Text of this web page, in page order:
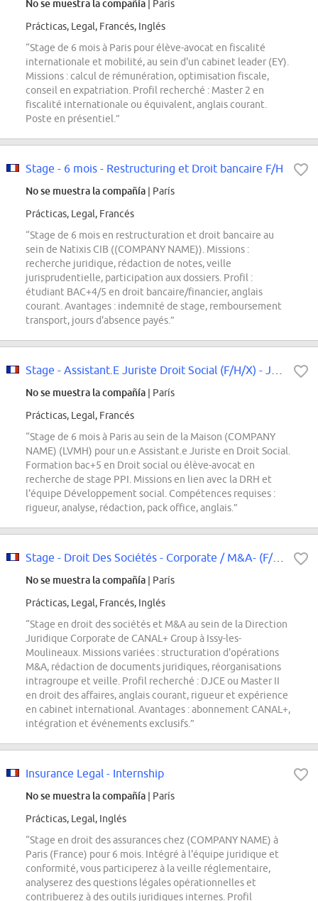
No se muestra la compañía | París
Prácticas, Legal, Francés, Inglés
“Stage de 6 mois à Paris pour élève-avocat en fiscalité
internationale et mobilité, au sein d'un cabinet leader (EY).
Missions : calcul de rémunération, optimisation fiscale,
conseil en expatriation. Profil recherché : Master 2 en
fiscalité internationale ou équivalent, anglais courant.
Poste en présentiel.”
Stage - 6 mois - Restructuring et Droit bancaire F/H
No se muestra la compañía | París
Prácticas, Legal, Francés
“Stage de 6 mois en restructuration et droit bancaire au
sein de Natixis CIB ((COMPANY NAME)). Missions :
recherche juridique, rédaction de notes, veille
jurisprudentielle, participation aux dossiers. Profil :
étudiant BAC+4/5 en droit bancaire/financier, anglais
courant. Avantages : indemnité de stage, remboursement
transport, jours d'absence payés.”
No se muestra la compañía | París
Prácticas, Legal, Francés
“Stage de 6 mois à Paris au sein de la Maison (COMPANY
NAME) (LVMH) pour un.e Assistant.e Juriste en Droit Social.
Formation bac+5 en Droit social ou élève-avocat en
recherche de stage PPI. Missions en lien avec la DRH et
l'équipe Développement social. Compétences requises :
rigueur, analyse, rédaction, pack office, anglais.”
Stage - Droit Des Sociétés - Corporate / M&A- (F/H/X)
No se muestra la compañía | París
Prácticas, Legal, Francés, Inglés
“Stage en droit des sociétés et M&A au sein de la Direction
Juridique Corporate de CANAL+ Group à Issy-les-
Moulineaux. Missions variées : structuration d'opérations
M&A, rédaction de documents juridiques, réorganisations
intragroupe et veille. Profil recherché : DJCE ou Master II
en droit des affaires, anglais courant, rigueur et expérience
en cabinet international. Avantages : abonnement CANAL+,
intégration et événements exclusifs.”
Insurance Legal - Internship
No se muestra la compañía | París
Prácticas, Legal, Inglés
“Stage en droit des assurances chez (COMPANY NAME) à
Paris (France) pour 6 mois. Intégré à l'équipe juridique et
conformité, vous participerez à la veille réglementaire,
analyserez des questions légales opérationnelles et
contribuerez à des outils juridiques internes. Profil